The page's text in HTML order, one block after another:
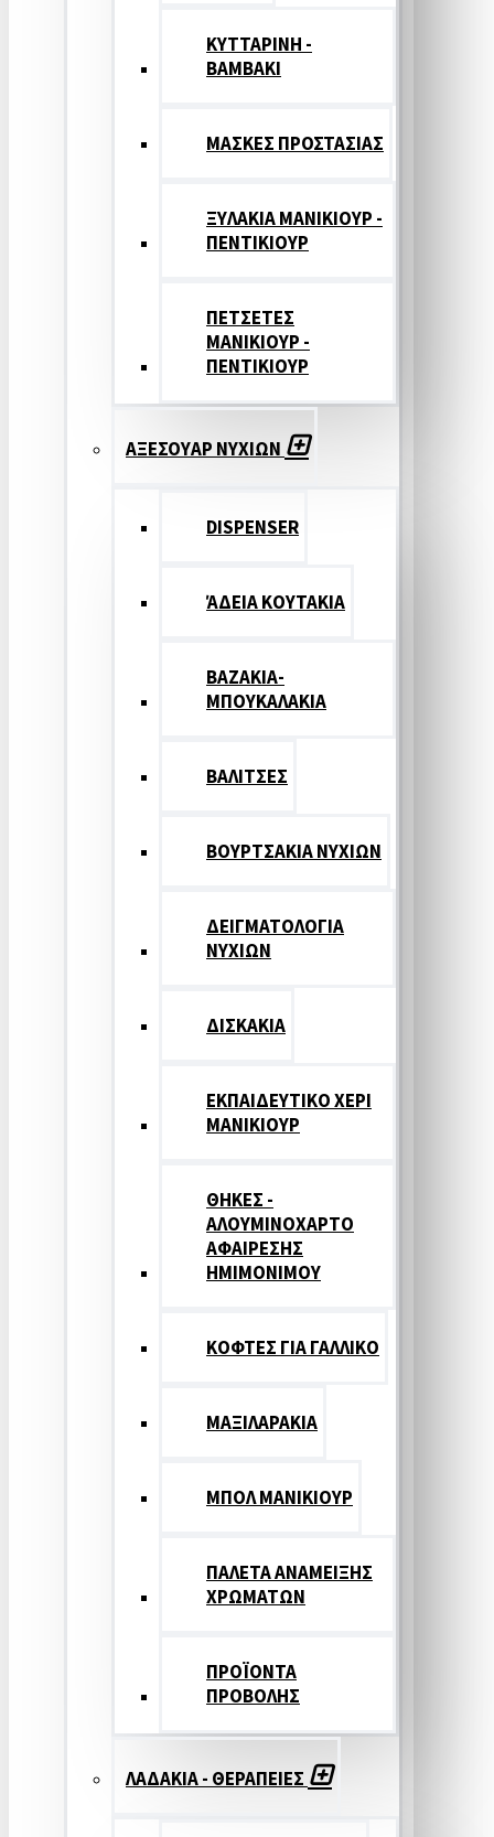
ΚΥΤΤΑΡΙΝΗ -
ΒΑΜΒΑΚΙ
ΜΑΣΚΕΣ ΠΡΟΣΤΑΣΙΑΣ
ΞΥΛΑΚΙΑ ΜΑΝΙΚΙΟΥΡ -
ΠΕΝΤΙΚΙΟΥΡ
ΠΕΤΣΕΤΕΣ
ΜΑΝΙΚΙΟΥΡ -
ΠΕΝΤΙΚΙΟΥΡ
ΑΞΕΣΟΥΑΡ ΝΥΧΙΩΝ
DISPENSER
ΆΔΕΙΑ ΚΟΥΤΑΚΙΑ
ΒΑΖΑΚΙΑ-
ΜΠΟΥΚΑΛΑΚΙΑ
ΒΑΛΙΤΣΕΣ
ΒΟΥΡΤΣΑΚΙΑ ΝΥΧΙΩΝ
ΔΕΙΓΜΑΤΟΛΟΓΙΑ
ΝΥΧΙΩΝ
ΔΙΣΚΑΚΙΑ
ΕΚΠΑΙΔΕΥΤΙΚΟ ΧΕΡΙ
ΜΑΝΙΚΙΟΥΡ
ΘΗΚΕΣ -
ΑΛΟΥΜΙΝΟΧΑΡΤΟ
ΑΦΑΙΡΕΣΗΣ
ΗΜΙΜΟΝΙΜΟΥ
ΚΟΦΤΕΣ ΓΙΑ ΓΑΛΛΙΚΟ
ΜΑΞΙΛΑΡΑΚΙΑ
ΜΠΟΛ ΜΑΝΙΚΙΟΥΡ
ΠΑΛΕΤΑ ΑΝΑΜΕΙΞΗΣ
ΧΡΩΜΑΤΩΝ
ΠΡΟΪΟΝΤΑ
ΠΡΟΒΟΛΗΣ
ΛΑΔΑΚΙΑ - ΘΕΡΑΠΕΙΕΣ